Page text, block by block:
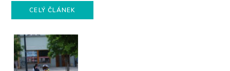
CELÝ ČLÁNEK